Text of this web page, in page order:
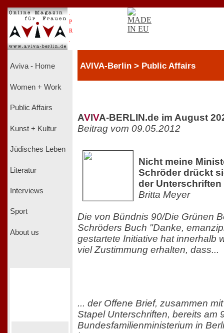
P
R
Aviva - Home
Women + Work
Public Affairs
Kunst + Kultur
Jüdisches Leben
Literatur
Interviews
Sport
About us
AVIVA-Berlin > Public Affairs
AVIVA-BERLIN.de im August
Beitrag vom 09.05.2012
Nicht meine
Schröder drückt
der Unterschriften
Britta Meyer
Die von Bündnis 90/Die Grünen
Schröders Buch "Danke,
gestartete Initiative hat innerhalb
viel Zustimmung erhalten, dass...
... der Offene Brief, zusammen
Stapel Unterschriften, bereits am
Bundesfamilienministerium in